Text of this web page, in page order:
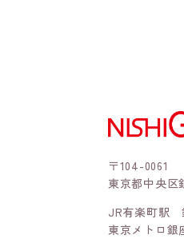
〒104-0061
東京都中央区
JR有楽町駅
東京メトロ